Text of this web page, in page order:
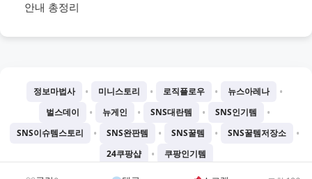
안내 총정리
정보마법사 • 미니스토리 • 로직플로우 • 뉴스아레나 •
벌스데이 • 뉴게인 • SNS대란템 • SNS인기템 •
SNS이슈템스토리 • SNS완판템 • SNS꿀템 • SNS꿀템저장소 •
24쿠팡샵 • 쿠팡인기템
©2026 Chatgtmini 프로젝트